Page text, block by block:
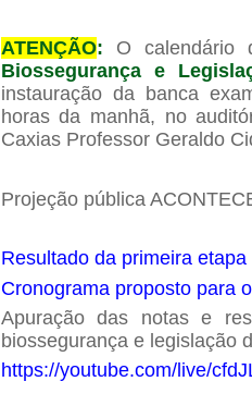
ATENÇÃO: O calendário
Biossegurança e
instauração da banca
horas da manhã, no
Caxias Professor Geraldo
Projeção pública
Resultado da primeira
Cronograma proposto para
Apuração das notas e
biossegurança e legislação
https://youtube.com/live/